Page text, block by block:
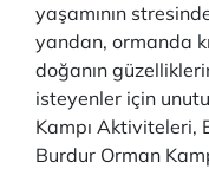
yaşamının
yandan, ormanda
doğanın
isteyenler için
Kampı Aktiviteleri,
Burdur Orman